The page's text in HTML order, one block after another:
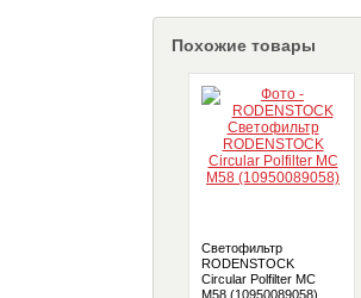
Похожие товары
Светофильтр
RODENSTOCK
Circular Polfilter MC
M58 (10950089058)